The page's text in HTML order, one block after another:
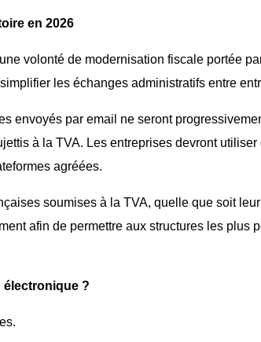
en 2026
volonté de modernisation fiscale portée
les échanges administratifs entre
envoyés par email ne seront
à la TVA. Les entreprises devront utiliser
agréées.
soumises à la TVA, quelle que soit
afin de permettre aux structures les plus
électronique ?